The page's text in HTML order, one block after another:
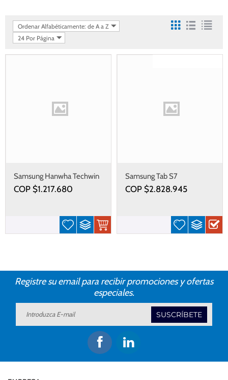
Ordenar Alfabéticamente: de A a Z
24 Por Página
Samsung Hanwha Techwin
QNO-7080R 4MP POE
COP $1.217.680
Samsung Tab S7
COP $2.828.945
Registre su email para recibir promociones y ofertas
especiales.
SUSCRÍBETE